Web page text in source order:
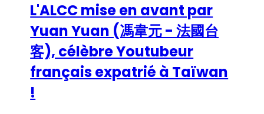
L'ALCC mise en avant par
Yuan Yuan (馮韋元 - 法國台
客), célèbre Youtubeur
français expatrié à Taïwan
!